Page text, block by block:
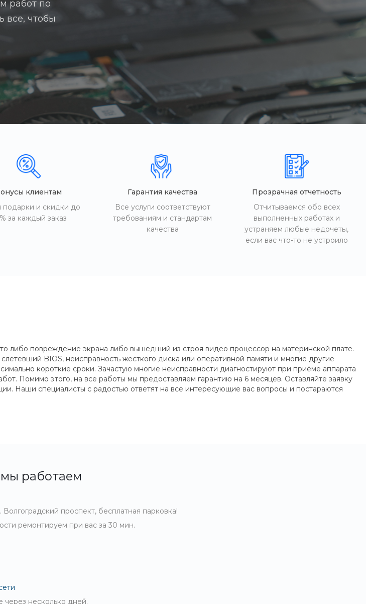
работ по
все, чтобы
клиентам
и скидки до
за каждый заказ
Гарантия качества
Все услуги соответствуют
требованиям и стандартам
качества
Прозрачная отчетность
Отчитываемся обо всех
выполненных работах и
устраняем любые недочеты,
если вас что-то не устроило
либо повреждение экрана либо вышедший из строя видео процессор на материнской плате.
BIOS, неисправность жесткого диска или оперативной памяти и многие другие
короткие сроки. Зачастую многие неисправности диагностируют при приёме аппарата
Помимо этого, на все работы мы предоставляем гарантию на 6 месяцев. Оставляйте заявку
Наши специалисты с радостью ответят на все интересующие вас вопросы и постараются
работаем
Волгоградский проспект, бесплатная парковка!
ремонтируем при вас за 30 мин.
через несколько дней.